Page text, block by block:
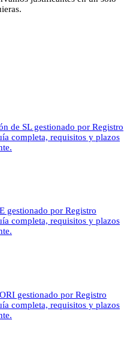
de SL gestionado por Registro
completa, requisitos y plazos
gestionado por Registro
completa, requisitos y plazos
gestionado por Registro
completa, requisitos y plazos